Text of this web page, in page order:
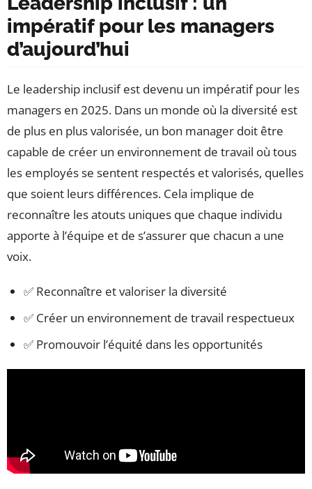
impératif pour les managers
d’aujourd’hui
Le leadership inclusif est devenu un impératif pour les
managers en 2025. Dans un monde où la diversité est
de plus en plus valorisée, un bon manager doit être
capable de créer un environnement de travail où tous
les employés se sentent respectés et valorisés, quelles
que soient leurs différences. Cela implique de
reconnaître les atouts uniques que chaque individu
apporte à l’équipe et de s’assurer que chacun a une
voix.
✅ Reconnaître et valoriser la diversité
✅ Créer un environnement de travail respectueux
✅ Promouvoir l’équité dans les opportunités